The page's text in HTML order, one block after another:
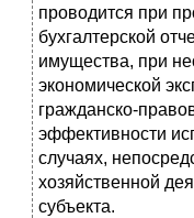
проводится при
бухгалтерской
имущества, при
экономической
гражданско-
эффективности
случаях,
хозяйственной
субъекта.